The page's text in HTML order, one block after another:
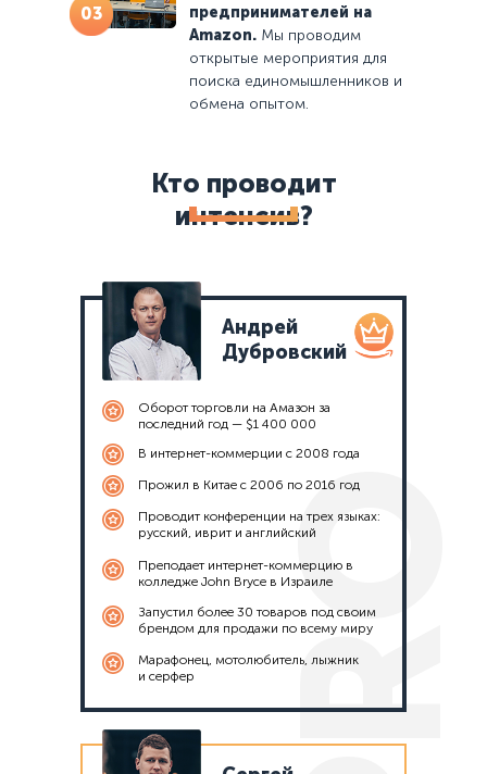
предпринимателей на
Amazon. Мы проводим
открытые мероприятия для
поиска единомышленников и
обмена опытом.
03
Кто проводит
интенсив?
Андрей
Дубровский
Оборот торговли на Амазон за
последний год — $1 400 000
В интернет-коммерции с 2008 года
Прожил в Китае с 2006 по 2016 год
Проводит конференции на трех языках:
русский, иврит и английский
Преподает интернет-коммерцию в
колледже John Bryce в Израиле
Запустил более 30 товаров под своим
брендом для продажи по всему миру
Марафонец, мотолюбитель, лыжник
и серфер